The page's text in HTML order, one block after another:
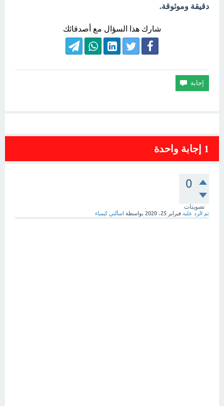
دقيقة وموثوقة.
شارك هذا السؤال مع أصدقائك
1 إجابة واحدة
0
تصويتات
تم الرد عليه فبراير 25، 2020 بواسطة اسألني كيمياء